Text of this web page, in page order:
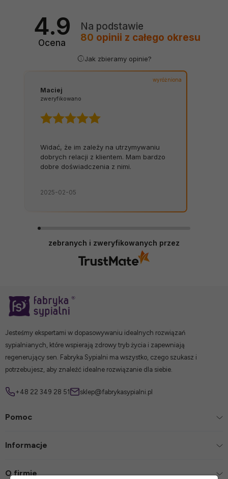
4.9
Ocena
Na podstawie
80 opinii z całego okresu
Jak zbieramy opinie?
wyróżniona
Maciej
zweryfikowano
Widać, że im zależy na utrzymywaniu
dobrych relacji z klientem. Mam bardzo
dobre doświadczenia z nimi.
2025-02-05
zebranych i zweryfikowanych przez
Jesteśmy ekspertami w dopasowywaniu idealnych rozwiązań
sypialnianych, które wspierają zdrowy tryb życia i zapewniają
regenerujący sen. Fabryka Sypialni ma wszystko, czego szukasz i
potrzebujesz, aby znaleźć idealne rozwiązanie dla siebie.
+48 22 349 28 51 sklep@fabrykasypialni.pl
Pomoc
Informacje
O firmie